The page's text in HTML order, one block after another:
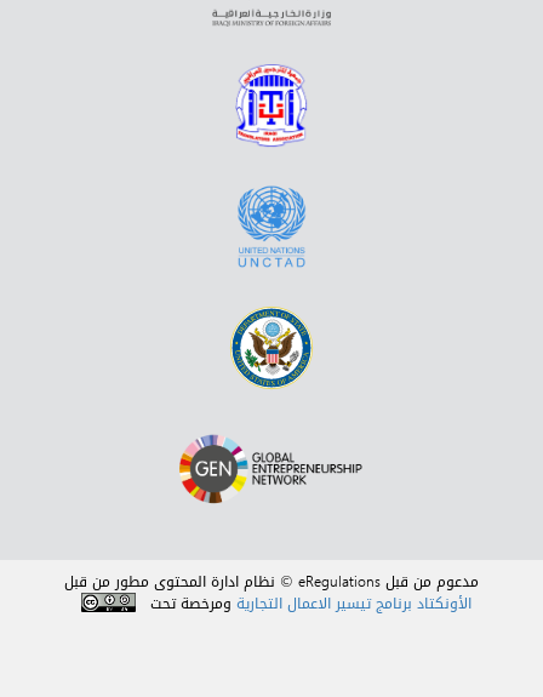
مدعوم من قبل eRegulations © نظام ادارة المحتوى مطور من قبل
الأونكتاد برنامج تيسير الاعمال التجاريةومرخصة تحت